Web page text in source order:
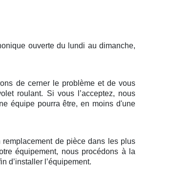
ouverte du lundi au dimanche,
de cerner le problème et de vous
roulant. Si vous l’acceptez, nous
équipe pourra être, en moins d'une
de pièce dans les plus
équipement, nous procédons à la
d’installer l’équipement.